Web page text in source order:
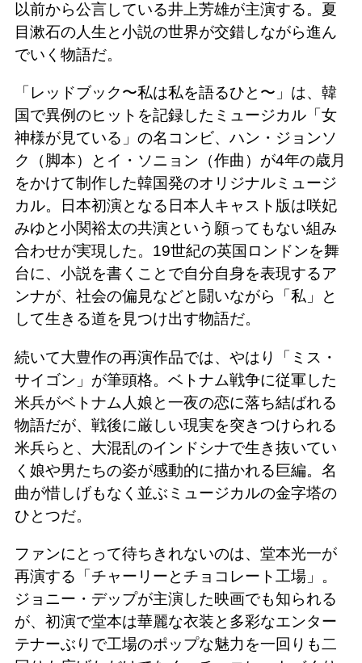
以前から公言している井上芳雄が主演する。夏
目漱石の人生と小説の世界が交錯しながら進ん
でいく物語だ。
「レッドブック〜私は私を語るひと〜」は、韓
国で異例のヒットを記録したミュージカル「女
神様が見ている」の名コンビ、ハン・ジョンソ
ク（脚本）とイ・ソニョン（作曲）が4年の歳月
をかけて制作した韓国発のオリジナルミュージ
カル。日本初演となる日本人キャスト版は咲妃
みゆと小関裕太の共演という願ってもない組み
合わせが実現した。19世紀の英国ロンドンを舞
台に、小説を書くことで自分自身を表現するア
ンナが、社会の偏見などと闘いながら「私」と
して生きる道を見つけ出す物語だ。
続いて大豊作の再演作品では、やはり「ミス・
サイゴン」が筆頭格。ベトナム戦争に従軍した
米兵がベトナム人娘と一夜の恋に落ち結ばれる
物語だが、戦後に厳しい現実を突きつけられる
米兵らと、大混乱のインドシナで生き抜いてい
く娘や男たちの姿が感動的に描かれる巨編。名
曲が惜しげもなく並ぶミュージカルの金字塔の
ひとつだ。
ファンにとって待ちきれないのは、堂本光一が
再演する「チャーリーとチョコレート工場」。
ジョニー・デップが主演した映画でも知られる
が、初演で堂本は華麗な衣装と多彩なエンター
テナーぶりで工場のポップな魅力を一回りも二